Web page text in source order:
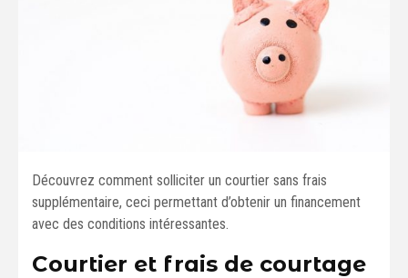
Découvrez comment solliciter un courtier sans frais
supplémentaire, ceci permettant d’obtenir un financement
avec des conditions intéressantes.
Courtier et frais de courtage